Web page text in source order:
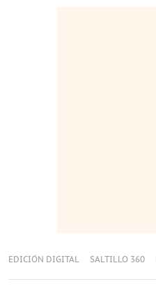
EDICIÓN DIGITAL SALTILLO 360